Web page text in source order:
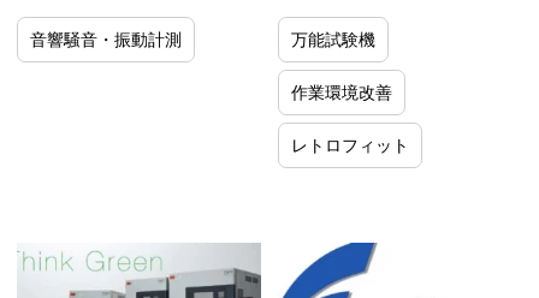
音響騒音・振動計測 万能試験機
作業環境改善
レトロフィット